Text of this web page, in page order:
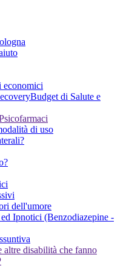
economici
Budget di Salute e
di uso
dell'umore
Ipnotici (Benzodiazepine -